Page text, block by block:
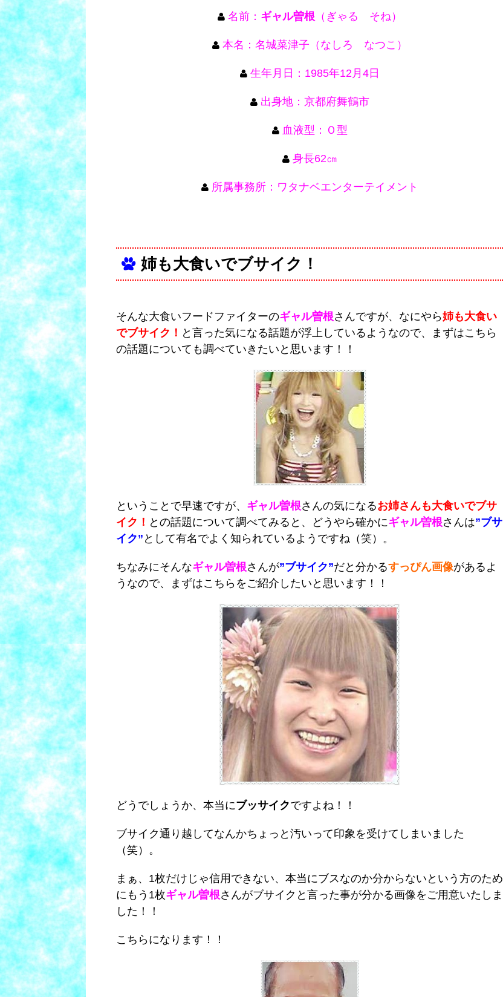
名前： ギャル曽根（ぎゃる そね）
本名：名城菜津子（なしろ なつこ）
生年月日：1985年12月4日
出身地：京都府舞鶴市
血液型：Ｏ型
身長62㎝
所属事務所：ワタナベエンターテイメント
姉も大食いでブサイク！
そんな大食いフードファイターのギャル曽根さんですが、なにやら姉も大食い
でブサイク！ と言った気になる話題が浮上しているようなので、まずはこちら
の話題についても調べていきたいと思います！！
ということで早速ですが、 ギャル曽根さんの気になるお姉さんも大食いでブサ
イク！ との話題について調べてみると、 どうやら確かにギャル曽根さんは”ブサ
イク” として有名でよく知られているようですね（笑）。
ちなみにそんなギャル曽根さんが”ブサイク”だと分かるすっぴん画像があるよ
うなので、まずはこちらをご紹介したいと思います！！
どうでしょうか、本当にブッサイクですよね！！
ブサイク通り越してなんかちょっと汚いって印象を受けてしまいました
（笑）。
まぁ、1枚だけじゃ信用できない、本当にブスなのか分からないという方のため
にもう1枚ギャル曽根さんがブサイクと言った事が分かる画像をご用意いたしま
した！！
こちらになります！！